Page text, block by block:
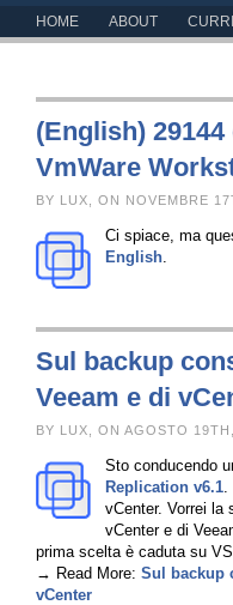
HOME ABOUT
(English)
VmWare
BY LUX, ON NOVEMBRE
Ci spiace, ma
English.
Sul backup
Veeam e di
BY LUX, ON AGOSTO
Sto conducendo
Replication v6.1.
vCenter. Vorrei la
vCenter e di
prima scelta è caduta su
→ Read More: Sul backup
vCenter